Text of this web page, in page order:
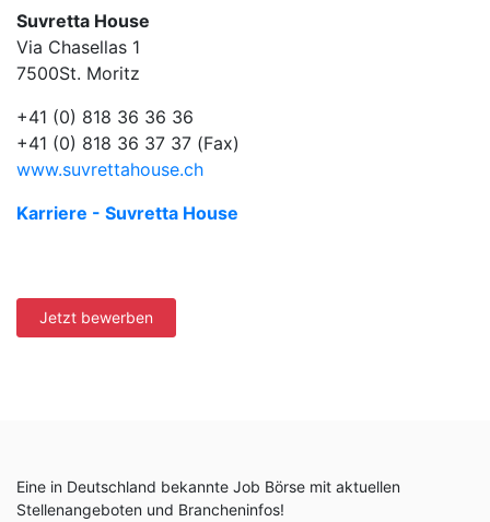
Suvretta House
Via Chasellas 1
7500St. Moritz
+41 (0) 818 36 36 36
+41 (0) 818 36 37 37 (Fax)
www.suvrettahouse.ch
Karriere - Suvretta House
Jetzt bewerben
Eine in Deutschland bekannte Job Börse mit aktuellen
Stellenangeboten und Brancheninfos!